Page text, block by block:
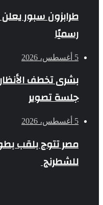
طرابزون سبور
رسميًا
5 أغسطس، 2026
بشرى تخطف
جلسة تصوير
5 أغسطس، 2026
مصر تتوج بلقب
للشطرنج